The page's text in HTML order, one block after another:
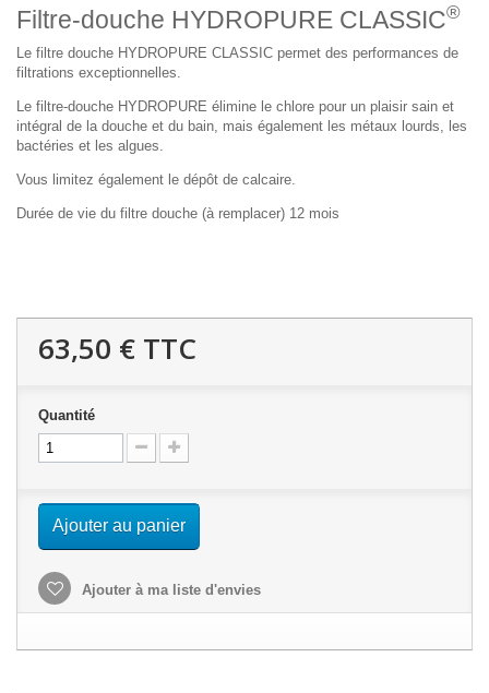
Filtre-douche HYDROPURE CLASSIC®
Le filtre douche HYDROPURE CLASSIC permet des performances de
filtrations exceptionnelles.
Le filtre-douche HYDROPURE élimine le chlore pour un plaisir sain et
intégral de la douche et du bain, mais également les métaux lourds, les
bactéries et les algues.
Vous limitez également le dépôt de calcaire.
Durée de vie du filtre douche (à remplacer) 12 mois
63,50 € TTC
Quantité
Ajouter au panier
Ajouter à ma liste d'envies